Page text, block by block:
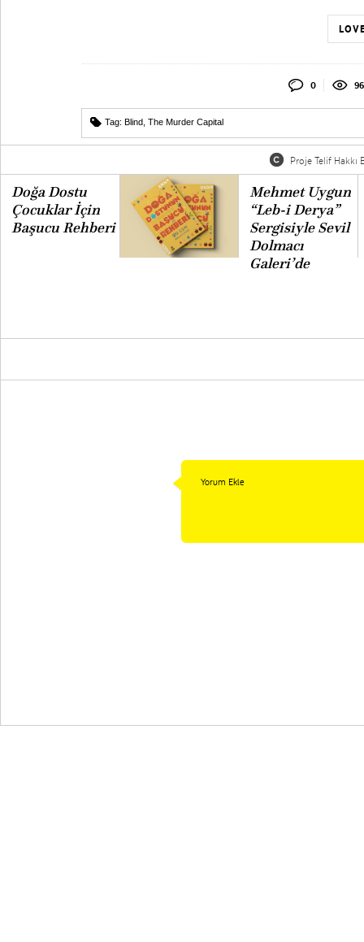
0
Tag: Blind The Murder Capital
Proje Telif Hakkı
Doğa Dostu
Çocuklar İçin
Başucu Rehberi
Mehmet Uygun
“Leb-i Derya”
Sergisiyle Sevil
Dolmacı
Galeri’de